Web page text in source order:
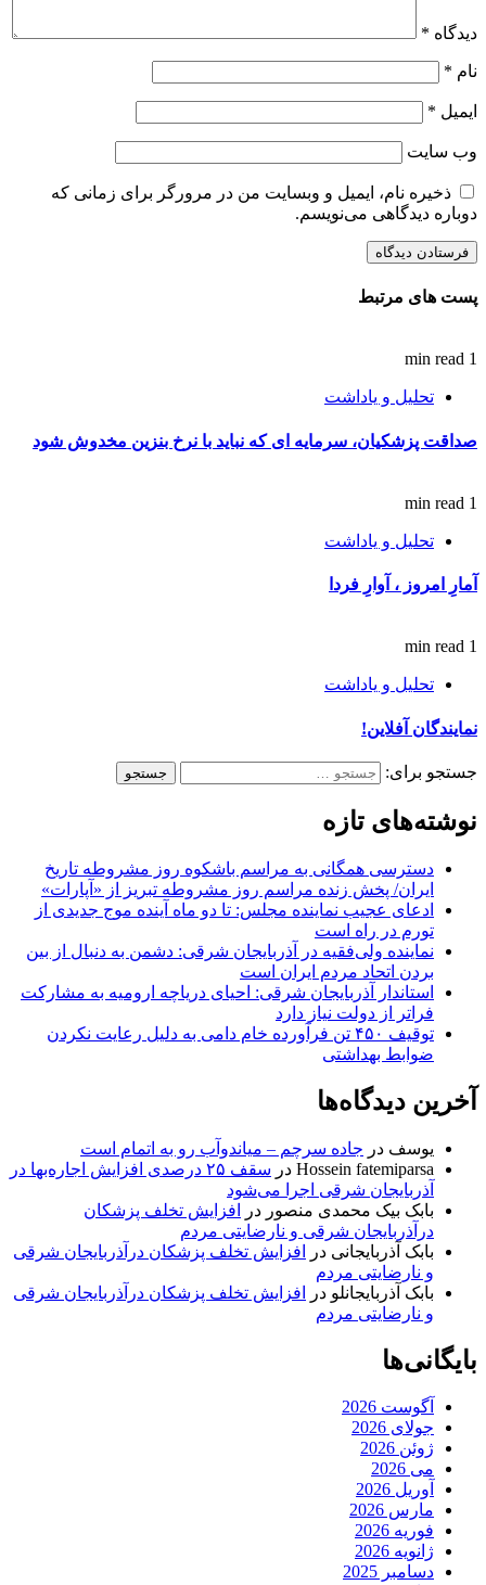
دیدگاه *
نام *
ایمیل *
وب‌ سایت
ذخیره نام، ایمیل و وبسایت من در مرورگر برای زمانی که
دوباره دیدگاهی می‌نویسم.
پست های مرتبط
1 min read
تحلیل و یاداشت
صداقت پزشکیان، سرمایه ای که نباید با نرخ بنزین مخدوش شود
1 min read
تحلیل و یاداشت
آمارِ امروز ، آوارِ فردا
1 min read
تحلیل و یاداشت
نمایندگان آفلاین!
جستجو برای:
نوشته‌های تازه
دسترسی همگانی به مراسم باشکوه روز مشروطه تاریخ
ایران/ پخش زنده مراسم روز مشروطه تبریز از «آپارات»
ادعای عجیب نماینده مجلس: تا دو ماه آینده موج جدیدی از
تورم در راه است
نماینده ولی‌فقیه در آذربایجان شرقی: دشمن به دنبال از بین
بردن اتحاد مردم ایران است
استاندار آذربایجان شرقی: احیای دریاچه ارومیه به مشارکت
فراتر از دولت نیاز دارد
توقیف ۴۵۰ تن فرآورده خام دامی به دلیل رعایت نکردن
ضوابط بهداشتی
آخرین دیدگاه‌ها
یوسف در جاده سرچم – میاندوآب رو به اتمام است
Hossein fatemiparsa در
سقف ۲۵ درصدی افزایش اجاره‌بها در
آذربایجان شرقی اجرا می‌شود
بابک بیک محمدی منصور در
افزایش تخلف پزشکان
درآذربایجان شرقی و نارضایتی مردم
بابک آذربایجانی در
افزایش تخلف پزشکان درآذربایجان شرقی
و نارضایتی مردم
بابک آذربایجانلو در
افزایش تخلف پزشکان درآذربایجان شرقی
و نارضایتی مردم
بایگانی‌ها
آگوست 2026
جولای 2026
ژوئن 2026
می 2026
آوریل 2026
مارس 2026
فوریه 2026
ژانویه 2026
دسامبر 2025